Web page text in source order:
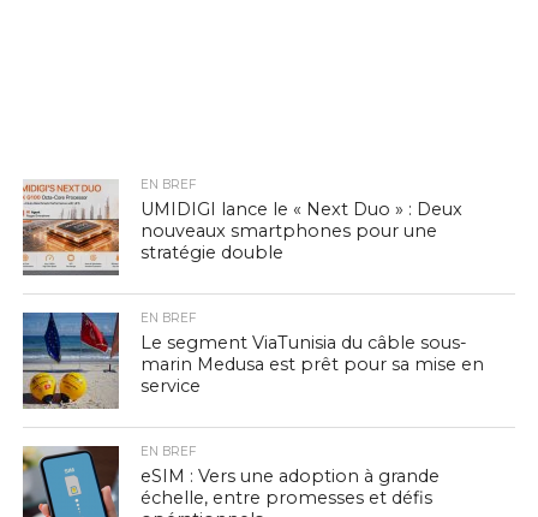
EN BREF
UMIDIGI lance le « Next Duo » : Deux
nouveaux smartphones pour une
stratégie double
EN BREF
Le segment ViaTunisia du câble sous-
marin Medusa est prêt pour sa mise en
service
EN BREF
eSIM : Vers une adoption à grande
échelle, entre promesses et défis